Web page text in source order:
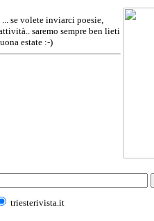
se volete inviarci poesie,
saremo sempre ben lieti
estate :-)
triesterivista.it